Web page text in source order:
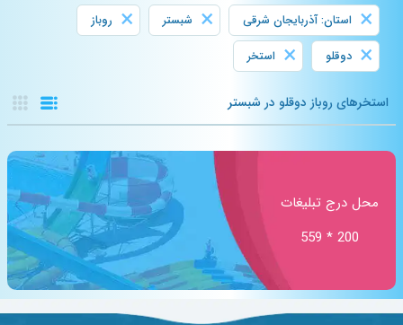
× استان: آذربایجان شرقی × شبستر × روباز
× دوقلو × استخر
استخرهای روباز دوقلو در شبستر
محل درج تبلیغات
200 * 559